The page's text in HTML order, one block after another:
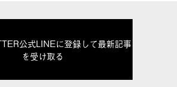
公式LINEに登録して最新記事
を受け取る